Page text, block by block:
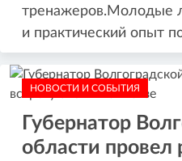
тренажеров.Молодые
и практический опыт
НОВОСТИ И СОБЫТИЯ
Губернатор
области провел